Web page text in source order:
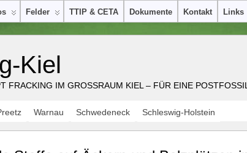
Felder TTIP & CETA Dokumente Kontakt Links
Kiel
FRACKING IM GROSSRAUM KIEL – FÜR EINE
Warnau Schwedeneck Schleswig-Holstein